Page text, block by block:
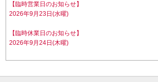
【臨時営業日のお知らせ】
2026年9月23日(水曜)
【臨時休業日のお知らせ】
2026年9月24日(木曜)